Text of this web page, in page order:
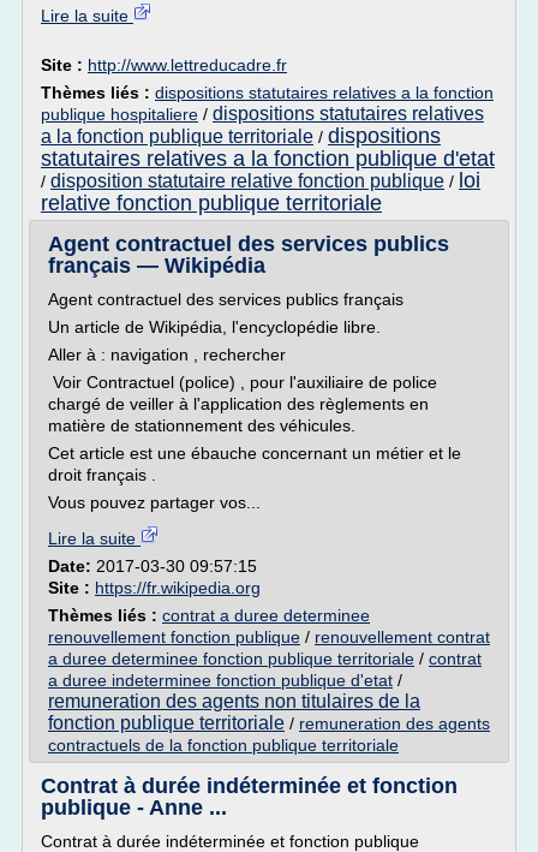
Lire la suite
Site : http://www.lettreducadre.fr
Thèmes liés : dispositions statutaires relatives a la fonction
publique hospitaliere / dispositions statutaires relatives
a la fonction publique territoriale / dispositions
statutaires relatives a la fonction publique d'etat
/ disposition statutaire relative fonction publique / loi
relative fonction publique territoriale
Agent contractuel des services publics
français — Wikipédia
Agent contractuel des services publics français
Un article de Wikipédia, l'encyclopédie libre.
Aller à : navigation , rechercher
Voir Contractuel (police) , pour l'auxiliaire de police
chargé de veiller à l'application des règlements en
matière de stationnement des véhicules.
Cet article est une ébauche concernant un métier et le
droit français .
Vous pouvez partager vos...
Lire la suite
Date: 2017-03-30 09:57:15
Site : https://fr.wikipedia.org
Thèmes liés : contrat a duree determinee
renouvellement fonction publique / renouvellement contrat
a duree determinee fonction publique territoriale / contrat
a duree indeterminee fonction publique d'etat /
remuneration des agents non titulaires de la
fonction publique territoriale / remuneration des agents
contractuels de la fonction publique territoriale
Contrat à durée indéterminée et fonction
publique - Anne ...
Contrat à durée indéterminée et fonction publique